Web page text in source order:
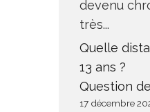
devenu
très...
Quelle
13 ans ?
Question
17 décembre